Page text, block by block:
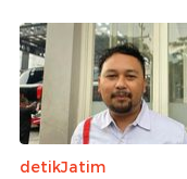
detikJatim